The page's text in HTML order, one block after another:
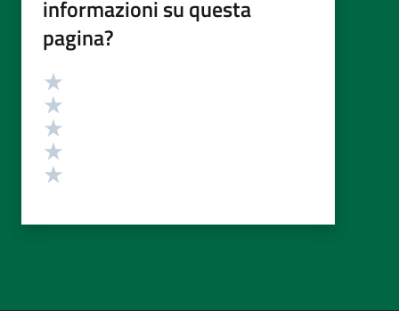
informazioni su questa
pagina?
Valutazione